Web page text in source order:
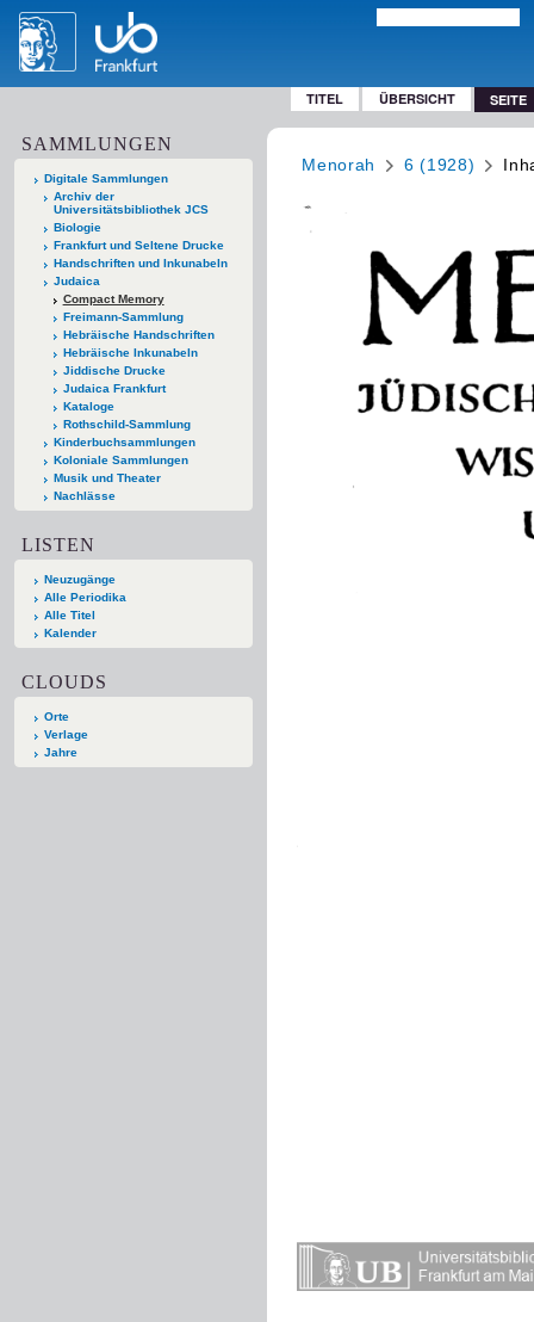
TITEL ÜBERSICHT SEITE
SAMMLUNGEN
Digitale Sammlungen
Archiv der
Universitätsbibliothek JCS
Biologie
Frankfurt und Seltene Drucke
Handschriften und Inkunabeln
Judaica
Compact Memory
Freimann-Sammlung
Hebräische Handschriften
Hebräische Inkunabeln
Jiddische Drucke
Judaica Frankfurt
Kataloge
Rothschild-Sammlung
Kinderbuchsammlungen
Koloniale Sammlungen
Musik und Theater
Nachlässe
LISTEN
Neuzugänge
Alle Periodika
Alle Titel
Kalender
CLOUDS
Orte
Verlage
Jahre
Menorah 6 (1928)